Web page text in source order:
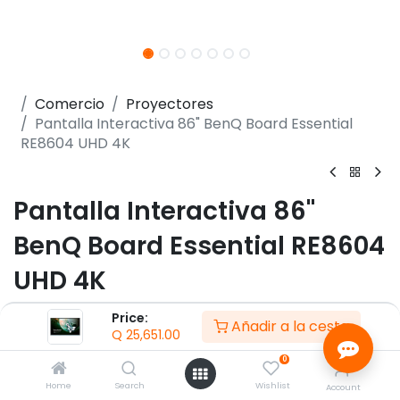
Price:
Q 25,651.00 Añadir a la cesta
Home Search
0
Wishlist Account
Comercio
Proyectores
Pantalla Interactiva 86" BenQ Board Essential
RE8604 UHD 4K
Pantalla Interactiva 86"
BenQ Board Essential RE8604
UHD 4K
(0 reseña)
- Pantalla 86" Touchscreen Antirreflejante IPS
(3840x2160)@60Hz
- Tecnología Resistente a Gérmenes (Nano‑ionic